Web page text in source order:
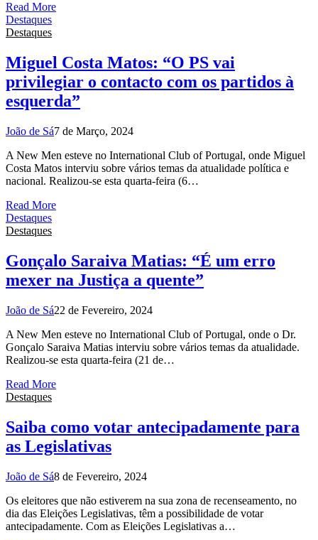
Read More
Destaques
Destaques
Miguel Costa Matos: “O PS vai
privilegiar o contacto com os partidos à
esquerda”
João de Sá7 de Março, 2024
A New Men esteve no International Club of Portugal, onde Miguel
Costa Matos interviu sobre vários temas da atualidade política e
nacional. Realizou-se esta quarta-feira (6…
Read More
Destaques
Destaques
Gonçalo Saraiva Matias: “É um erro
mexer na Justiça a quente”
João de Sá22 de Fevereiro, 2024
A New Men esteve no International Club of Portugal, onde o Dr.
Gonçalo Saraiva Matias interviu sobre vários temas da atualidade.
Realizou-se esta quarta-feira (21 de…
Read More
Destaques
Saiba como votar antecipadamente para
as Legislativas
João de Sá8 de Fevereiro, 2024
Os eleitores que não estiverem na sua zona de recenseamento, no
dia das Eleições Legislativas, têm a possibilidade de votar
antecipadamente. Com as Eleições Legislativas a…